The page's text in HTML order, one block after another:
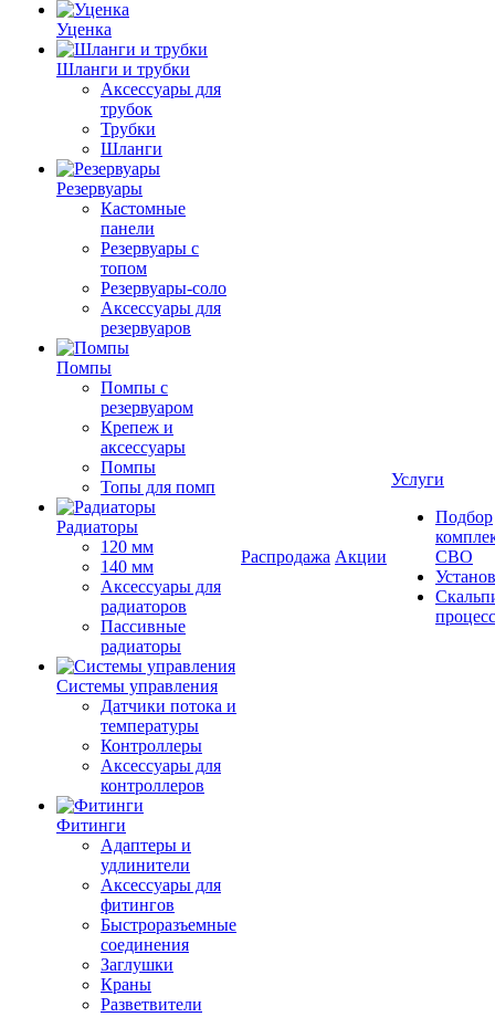
Уценка
Шланги и трубки
Аксессуары для
трубок
Трубки
Шланги
Резервуары
Кастомные
панели
Резервуары с
топом
Резервуары-соло
Аксессуары для
резервуаров
Помпы
Помпы с
резервуаром
Крепеж и
аксессуары
Помпы
Топы для помп
Радиаторы
120 мм
140 мм
Аксессуары для
радиаторов
Пассивные
радиаторы
Системы управления
Датчики потока и
температуры
Контроллеры
Аксессуары для
контроллеров
Фитинги
Адаптеры и
удлинители
Аксессуары для
фитингов
Быстроразъемные
соединения
Заглушки
Краны
Разветвители
Распродажа Акции
Услуги
Подбор
СВО